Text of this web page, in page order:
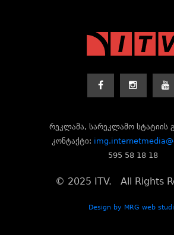
რეკლამა, სარეკლამო სტატიის
კონტაქტი:
595 58 18 18
© 2025 ITV. All Rights
Design by MRG web